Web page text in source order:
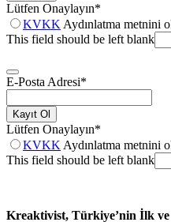
Lütfen Onaylayın*
KVKK Aydınlatma metnini
This field should be left blank
E-Posta Adresi*
Kayıt Ol
Lütfen Onaylayın*
KVKK Aydınlatma metnini
This field should be left blank
Kreaktivist, Türkiye’nin İlk ve